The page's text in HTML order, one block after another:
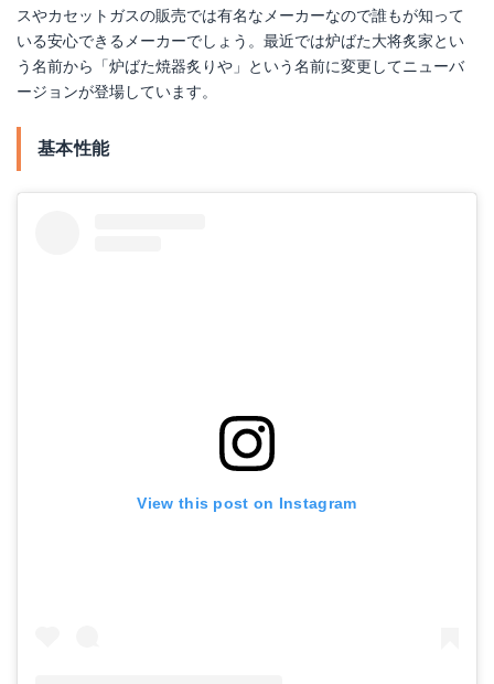
スやカセットガスの販売では有名なメーカーなので誰もが知って
いる安心できるメーカーでしょう。最近では炉ばた大将炙家とい
う名前から「炉ばた焼器炙りや」という名前に変更してニューバ
ージョンが登場しています。
基本性能
View this post on Instagram